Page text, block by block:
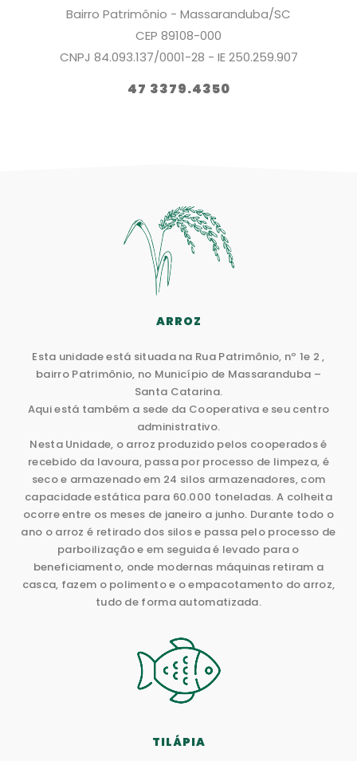
Bairro Patrimônio - Massaranduba/SC
CEP 89108-000
CNPJ 84.093.137/0001-28 - IE 250.259.907
47 3379.4350
ARROZ
Esta unidade está situada na Rua Patrimônio, nº 1e 2 ,
bairro Patrimônio, no Município de Massaranduba –
Santa Catarina.
Aqui está também a sede da Cooperativa e seu centro
administrativo.
Nesta Unidade, o arroz produzido pelos cooperados é
recebido da lavoura, passa por processo de limpeza, é
seco e armazenado em 24 silos armazenadores, com
capacidade estática para 60.000 toneladas. A colheita
ocorre entre os meses de janeiro a junho. Durante todo o
ano o arroz é retirado dos silos e passa pelo processo de
parboilização e em seguida é levado para o
beneficiamento, onde modernas máquinas retiram a
casca, fazem o polimento e o empacotamento do arroz,
tudo de forma automatizada.
TILÁPIA